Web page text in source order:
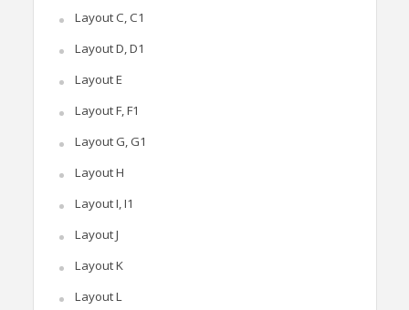
Layout C, C1
Layout D, D1
Layout E
Layout F, F1
Layout G, G1
Layout H
Layout I, I1
Layout J
Layout K
Layout L